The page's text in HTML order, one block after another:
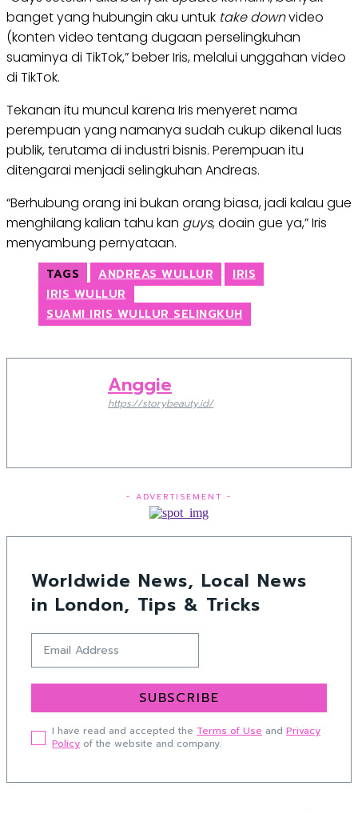
banget yang hubungin aku untuk take downvideo
(konten video tentang dugaan perselingkuhan
suaminya di TikTok,” beber Iris, melalui unggahan video
di TikTok.
Tekanan itu muncul karena Iris menyeret nama
perempuan yang namanya sudah cukup dikenal luas
publik, terutama di industri bisnis. Perempuan itu
ditengarai menjadi selingkuhan Andreas.
“Berhubung orang ini bukan orang biasa, jadi kalau gue
menghilang kalian tahu kan guys, doain gue ya,” Iris
menyambung pernyataan.
TAGS ANDREAS WULLUR
IRIS
IRIS WULLUR
SUAMI IRIS WULLUR SELINGKUH
Anggie
https://storybeauty.id/
- ADVERTISEMENT -
Worldwide News, Local News
in London, Tips & Tricks
SUBSCRIBE
I have read and accepted the Terms of Use and Privacy
Policy of the website and company.